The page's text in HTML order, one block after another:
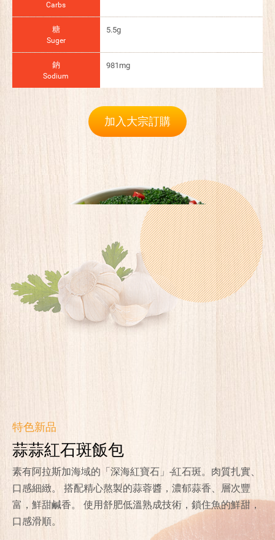
Carbs
糖
Suger
5.5g
鈉
Sodium
981mg
加入大宗訂購
特色新品
蒜蒜紅石斑飯包
素有阿拉斯加海域的「深海紅寶石」-紅石斑。肉質扎實、
口感細緻。 搭配精心熬製的蒜蓉醬，濃郁蒜香、層次豐
富，鮮甜鹹香。 使用舒肥低溫熟成技術，鎖住魚的鮮甜，
口感滑順。